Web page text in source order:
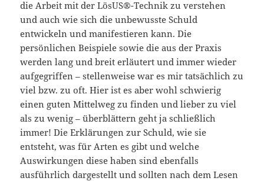
die Arbeit mit der LösUS®-Technik zu verstehen
und auch wie sich die unbewusste Schuld
entwickeln und manifestieren kann. Die
persönlichen Beispiele sowie die aus der Praxis
werden lang und breit erläutert und immer wieder
aufgegriffen – stellenweise war es mir tatsächlich zu
viel bzw. zu oft. Hier ist es aber wohl schwierig
einen guten Mittelweg zu finden und lieber zu viel
als zu wenig – überblättern geht ja schließlich
immer! Die Erklärungen zur Schuld, wie sie
entsteht, was für Arten es gibt und welche
Auswirkungen diese haben sind ebenfalls
ausführlich dargestellt und sollten nach dem Lesen